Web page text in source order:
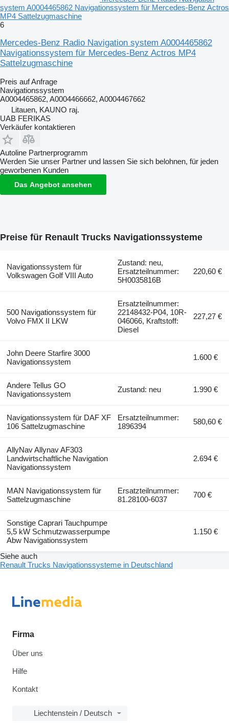
system A0004465862 Navigationssystem für Mercedes-Benz Actros
MP4 Sattelzugmaschine
6
Mercedes-Benz Radio Navigation system A0004465862
Navigationssystem für Mercedes-Benz Actros MP4
Sattelzugmaschine
Preis auf Anfrage
Navigationssystem
A0004465862, A0004466662, A0004467662
Litauen, KAUNO raj.
UAB FERIKAS
Verkäufer kontaktieren
Autoline Partnerprogramm
Werden Sie unser Partner und lassen Sie sich belohnen, für jeden
geworbenen Kunden
Das Angebot ansehen
Preise für Renault Trucks Navigationssysteme
Navigationssystem für
Volkswagen Golf VIII Auto
Zustand: neu,
Ersatzteilnummer:
5H0035816B
220,60 €
500 Navigationssystem für
Volvo FMX II LKW
Ersatzteilnummer:
22148432-P04, 10R-
046066, Kraftstoff:
Diesel
227,27 €
John Deere Starfire 3000
Navigationssystem
1.600 €
Andere Tellus GO
Navigationssystem
Zustand: neu 1.990 €
Navigationssystem für DAF XF
106 Sattelzugmaschine
Ersatzteilnummer:
1896394
580,60 €
AllyNav Allynav AF303
Landwirtschaftliche Navigation
Navigationssystem
2.694 €
MAN Navigationssystem für
Sattelzugmaschine
Ersatzteilnummer:
81.28100-6037
700 €
Sonstige Caprari Tauchpumpe
5,5 kW Schmutzwasserpumpe
Abw Navigationssystem
1.150 €
Siehe auch
Renault Trucks Navigationssysteme in Deutschland
Firma
Über uns
Hilfe
Kontakt
Liechtenstein / Deutsch